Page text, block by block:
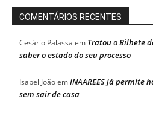
COMENTÁRIOS RECENTES
Cesário Palassa em Tratou o Bilhete
saber o estado do seu processo
Isabel JoãoemINAAREES já permite
sem sair de casa